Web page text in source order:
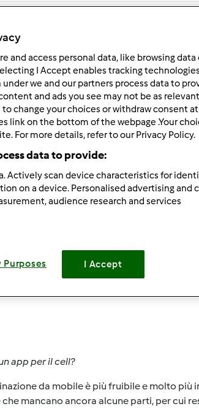
10
Very helpful!
app per il cell?
da mobile è più fruibile e molto più
che mancano ancora alcune parti, per cui
and access personal data, like browsing data
I Accept enables tracking
we and our partners process data to
and ads you see may not be as
change your choices or withdraw consent
link on the bottom of the webpage .Your
For more details, refer to our Privacy Policy.
data to provide:
Actively scan device characteristics for
on a device. Personalised advertising and
audience research and services
Purposes I Accept